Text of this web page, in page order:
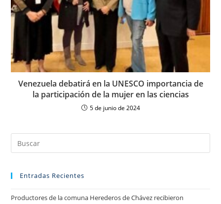
Venezuela debatirá en la UNESCO importancia de
la participación de la mujer en las ciencias
5 de junio de 2024
Entradas Recientes
Productores de la comuna Herederos de Chávez recibieron